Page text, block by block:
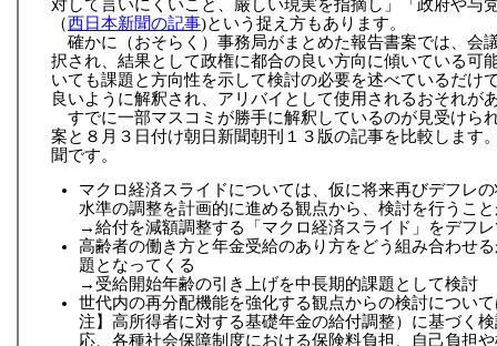
対して言いにくいこと、厳しい現実を指摘し」「政府や与
（西日本新聞の記事)という捉え方もあります。
確かに（おそらく）事務局がまとめた報告書案では、会
択され、結果として政権に都合の良い方向に傾いている可
いても課題と方向性を示して検討の必要を述べているだけ
良いように解釈され、アリバイとして使用されるおそれが
すでに一部マスコミが勝手に解釈しているのが見受けら
案と８月３日付け朝日新聞朝刊１３版の記事を比較します
聞です。
マクロ経済スライドについては、仮に将来再びデフレ
水準の調整を計画的に進める観点から、検討を行うこ
→給付を減額調整する「マクロ経済スライド」をデフ
高齢者の働き方と年金受給のあり方をどう組み合わせ
題となってくる
→受給開始年齢の引き上げを中長期的課題として検討
世代内の再分配機能を強化する観点からの検討につい
注】高所得者に対する基礎年金の給付調整）に基づく
応、各種社会保障制度における保険料負担、自己負担